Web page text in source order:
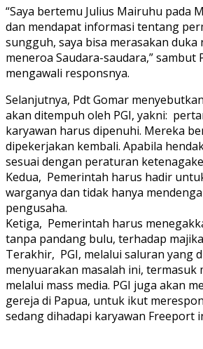
“Saya bertemu Julius Mairuhu pada
dan mendapat informasi tentang
sungguh, saya bisa merasakan duka
meneroa Saudara-saudara,” sambut
mengawali responsnya.
Selanjutnya, Pdt Gomar
akan ditempuh oleh PGI, yakni:
karyawan harus dipenuhi. Mereka
dipekerjakan kembali. Apabila
sesuai dengan peraturan
Kedua, Pemerintah harus hadir
warganya dan tidak hanya
pengusaha.
Ketiga, Pemerintah harus
tanpa pandang bulu, terhadap
Terakhir, PGI, melalui saluran yang
menyuarakan masalah ini, termasuk
melalui mass media. PGI juga akan
gereja di Papua, untuk ikut
sedang dihadapi karyawan Freeport